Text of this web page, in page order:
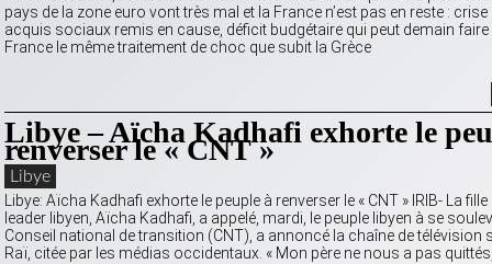
pays de la zone euro vont très mal et la France n’est pas en reste :
acquis sociaux remis en cause, déficit budgétaire qui peut demain
France le même traitement de choc que subit la Grèce
Libye – Aïcha Kadhafi exhorte le
renverser le « CNT »
Libye
Libye: Aïcha Kadhafi exhorte le peuple à renverser le « CNT » IRIB- La fille
leader libyen, Aïcha Kadhafi, a appelé, mardi, le peuple libyen à se
Conseil national de transition (CNT), a annoncé la chaîne de télévision
Raï, citée par les médias occidentaux. « Mon père ne nous a pas